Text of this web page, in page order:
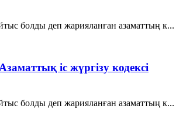
болды деп жарияланған азаматтың к...
іс жүргізу кодексі
болды деп жарияланған азаматтың к...